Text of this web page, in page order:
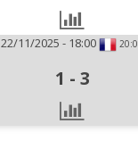
22/11/2025 - 18:00
1 - 3